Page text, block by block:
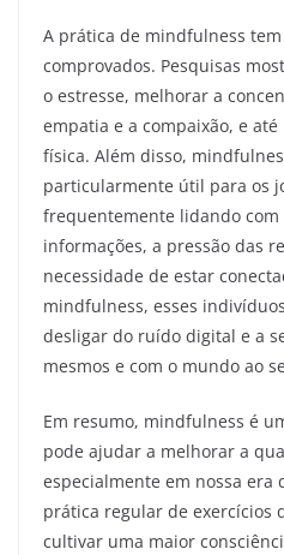
A prática de mindfulness
comprovados. Pesquisas
o estresse, melhorar a
empatia e a compaixão, e
física. Além disso,
particularmente útil para os
frequentemente lidando com
informações, a pressão das
necessidade de estar
mindfulness, esses
desligar do ruído digital e a
mesmos e com o mundo ao
Em resumo, mindfulness é
pode ajudar a melhorar a
especialmente em nossa era
prática regular de exercícios
cultivar uma maior